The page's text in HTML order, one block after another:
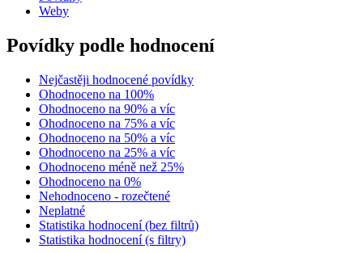
Weby
Povídky podle hodnocení
Nejčastěji hodnocené povídky
Ohodnoceno na 100%
Ohodnoceno na 90% a víc
Ohodnoceno na 75% a víc
Ohodnoceno na 50% a víc
Ohodnoceno na 25% a víc
Ohodnoceno méně než 25%
Ohodnoceno na 0%
Nehodnoceno - rozečtené
Neplatné
Statistika hodnocení (bez filtrů)
Statistika hodnocení (s filtry)